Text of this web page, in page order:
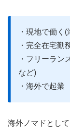
・現地で働く
・完全在宅勤
・フリーラン
など)
・海外で起業
海外ノマドとし